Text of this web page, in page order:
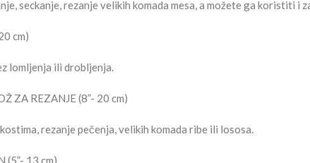
seckanje, rezanje velikih komada mesa, a možete ga koristiti i
cm)
lomljenja ili drobljenja.
ZA REZANJE (8”- 20 cm)
rezanje pečenja, velikih komada ribe ili lososa.
(5”- 13 cm)